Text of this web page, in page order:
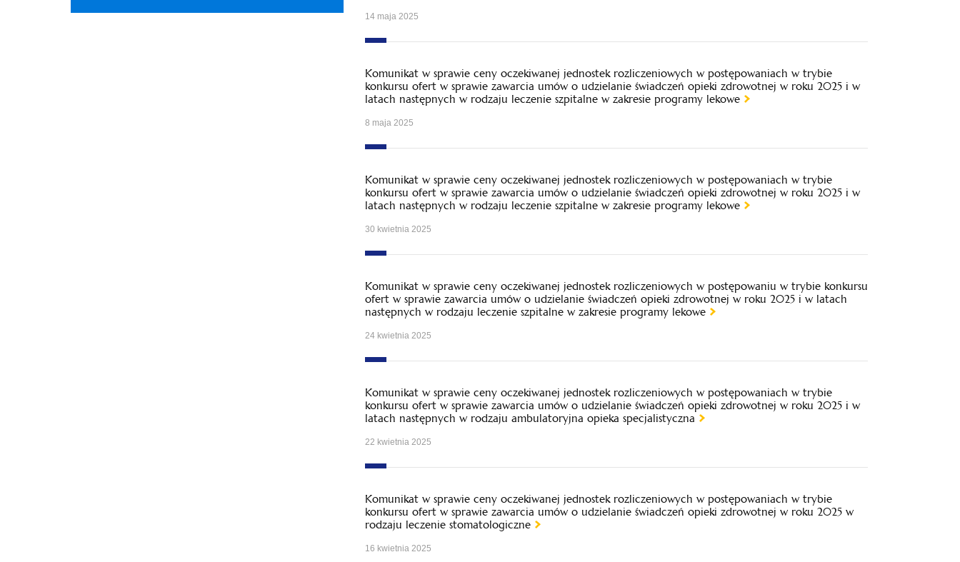
14 maja 2025
Komunikat w sprawie ceny oczekiwanej jednostek rozliczeniowych w postępowaniach w trybie
konkursu ofert w sprawie zawarcia umów o udzielanie świadczeń opieki zdrowotnej w roku 2025 i w
latach następnych w rodzaju leczenie szpitalne w zakresie programy lekowe
8 maja 2025
Komunikat w sprawie ceny oczekiwanej jednostek rozliczeniowych w postępowaniach w trybie
konkursu ofert w sprawie zawarcia umów o udzielanie świadczeń opieki zdrowotnej w roku 2025 i w
latach następnych w rodzaju leczenie szpitalne w zakresie programy lekowe
30 kwietnia 2025
Komunikat w sprawie ceny oczekiwanej jednostek rozliczeniowych w postępowaniu w trybie konkursu
ofert w sprawie zawarcia umów o udzielanie świadczeń opieki zdrowotnej w roku 2025 i w latach
następnych w rodzaju leczenie szpitalne w zakresie programy lekowe
24 kwietnia 2025
Komunikat w sprawie ceny oczekiwanej jednostek rozliczeniowych w postępowaniach w trybie
konkursu ofert w sprawie zawarcia umów o udzielanie świadczeń opieki zdrowotnej w roku 2025 i w
latach następnych w rodzaju ambulatoryjna opieka specjalistyczna
22 kwietnia 2025
Komunikat w sprawie ceny oczekiwanej jednostek rozliczeniowych w postępowaniach w trybie
konkursu ofert w sprawie zawarcia umów o udzielanie świadczeń opieki zdrowotnej w roku 2025 w
rodzaju leczenie stomatologiczne
16 kwietnia 2025